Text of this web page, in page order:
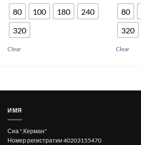
product
has
multiple
product
80 100 180
240
320
Clear
80
320
Clear
ИМЯ
Сиа ",Керман"
Номер регистратии 40203155470